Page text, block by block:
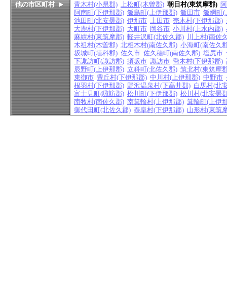
他の市区町村 青木村(小県郡) 上松町(木曽郡) 朝日村(東筑摩郡)
阿南町(下伊那郡) 飯島町(上伊那郡) 飯田市 飯綱町(
池田町(北安曇郡) 伊那市 上田市 売木村(下伊那郡)
大鹿村(下伊那郡) 大町市 岡谷市 小川村(上水内郡)
麻績村(東筑摩郡) 軽井沢町(北佐久郡) 川上村(南佐
木祖村(木曽郡) 北相木村(南佐久郡) 小海町(南佐久
坂城町(埴科郡) 佐久市 佐久穂町(南佐久郡) 塩尻市
下諏訪町(諏訪郡) 須坂市 諏訪市 喬木村(下伊那郡)
辰野町(上伊那郡) 立科町(北佐久郡) 筑北村(東筑摩
東御市 豊丘村(下伊那郡) 中川村(上伊那郡) 中野市
根羽村(下伊那郡) 野沢温泉村(下高井郡) 白馬村(北
富士見町(諏訪郡) 松川町(下伊那郡) 松川村(北安曇
南牧村(南佐久郡) 南箕輪村(上伊那郡) 箕輪町(上伊
御代田町(北佐久郡) 泰阜村(下伊那郡) 山形村(東筑